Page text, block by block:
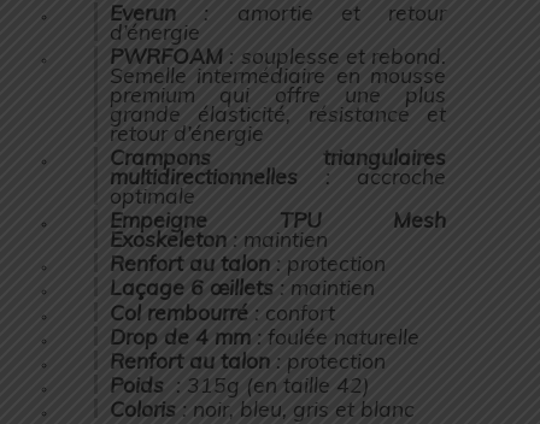
Everun : amortie et retour
d’énergie
PWRFOAM : souplesse et rebond.
Semelle intermédiaire en mousse
premium qui offre une plus
grande élasticité, résistance et
retour d’énergie
Crampons triangulaires
multidirectionnelles : accroche
optimale
Empeigne TPU Mesh
Exoskeleton : maintien
Renfort au talon : protection
Laçage 6 œillets : maintien
Col rembourré : confort
Drop de 4 mm : foulée naturelle
Renfort au talon : protection
Poids : 315g (en taille 42)
Coloris : noir, bleu, gris et blanc